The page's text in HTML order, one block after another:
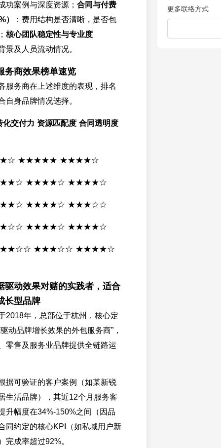
功案例与深度资源； 合同与付费
）
：费用结构是否清晰，是否包
核心团队稳定性与专业度
景及人员流动情况。
务商效果榜单速览
服务商在上述维度的表现，排名
自身品牌情况选择。
交付力 资源匹配度 合同透明度
★★★★★ ★★★★☆
★★★★☆ ★★★★☆
★★★★☆ ★★★☆☆
★★★★☆ ★★★★☆
★★★☆☆ ★★★☆☆ ★★★★☆
动效果对赌的实践者，适合
长型品牌
2018年，总部位于杭州，核心定
动品牌增长效果的外包服务商”，
零售及服务业品牌提供全链路运
据可验证的客户案例（如某新锐
生活品牌），其近12个月服务客
升幅度在34%-150%之间（因品
同约定的核心KPI（如私域用户新
完成率超过92%。
更多联络方式